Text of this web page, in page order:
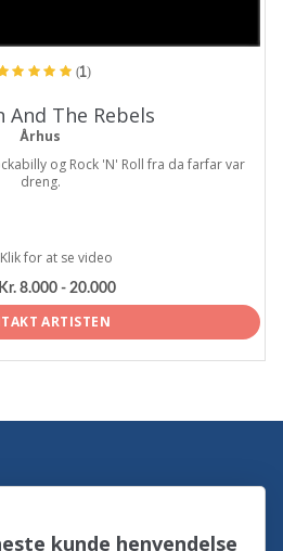
(1)
And The Rebels
Århus
og Rock 'N' Roll fra da farfar var
dreng.
Klik for at se video
Kr. 8.000 - 20.000
ARTISTEN
kunde henvendelse